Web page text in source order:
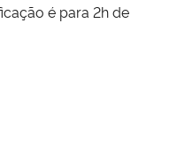
é para 2h de